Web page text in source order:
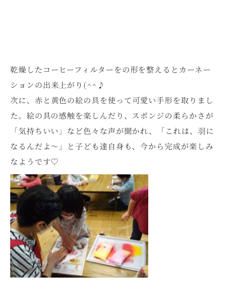
乾燥したコーヒーフィルターをの形を整えるとカーネー
ションの出来上がり(^^♪
次に、赤と黄色の絵の具を使って可愛い手形を取りまし
た。絵の具の感触を楽しんだり、スポンジの柔らかさが
「気持ちいい」など色々な声が聞かれ、「これは、羽に
なるんだよ～」と子ども達自身も、今から完成が楽しみ
なようです♡